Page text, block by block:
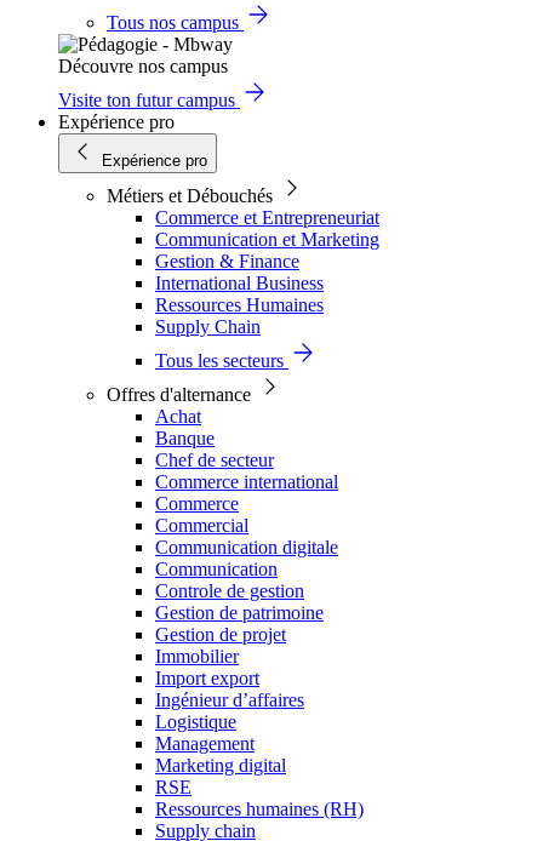
Tous nos campus
Découvre nos campus
Visite ton futur campus
Expérience pro
Expérience pro
Métiers et Débouchés
Commerce et Entrepreneuriat
Communication et Marketing
Gestion & Finance
International Business
Ressources Humaines
Supply Chain
Tous les secteurs
Offres d'alternance
Achat
Banque
Chef de secteur
Commerce international
Commerce
Commercial
Communication digitale
Communication
Controle de gestion
Gestion de patrimoine
Gestion de projet
Immobilier
Import export
Ingénieur d’affaires
Logistique
Management
Marketing digital
RSE
Ressources humaines (RH)
Supply chain